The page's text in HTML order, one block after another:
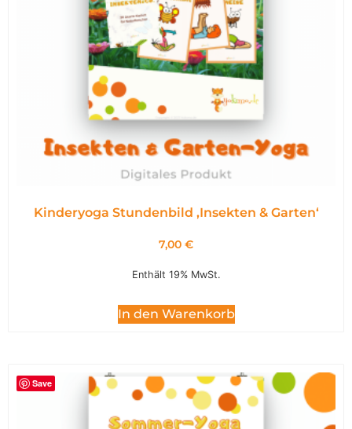
Kinderyoga Stundenbild ,Insekten & Garten‘
7,00 €
Enthält 19% MwSt.
In den Warenkorb
Save